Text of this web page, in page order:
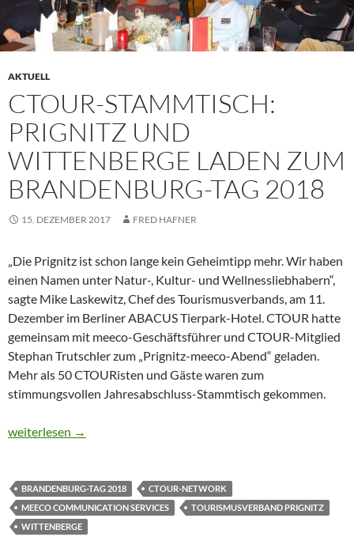
AKTUELL
CTOUR-STAMMTISCH:
PRIGNITZ UND
WITTENBERGE LADEN ZUM
BRANDENBURG-TAG 2018
15. DEZEMBER 2017 FRED HAFNER
„Die Prignitz ist schon lange kein Geheimtipp mehr. Wir haben
einen Namen unter Natur-, Kultur- und Wellnessliebhabern“,
sagte Mike Laskewitz, Chef des Tourismusverbands, am 11.
Dezember im Berliner ABACUS Tierpark-Hotel. CTOUR hatte
gemeinsam mit meeco-Geschäftsführer und CTOUR-Mitglied
Stephan Trutschler zum „Prignitz-meeco-Abend“ geladen.
Mehr als 50 CTOURisten und Gäste waren zum
stimmungsvollen Jahresabschluss-Stammtisch gekommen.
CTOUR-Stammtisch: Prignitz und Wittenberge laden zum
weiterlesen →
BRANDENBURG-TAG 2018
CTOUR-NETWORK
MEECO COMMUNICATION SERVICES
TOURISMUSVERBAND PRIGNITZ
WITTENBERGE